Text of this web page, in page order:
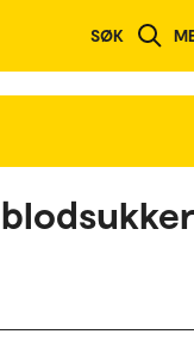
SØK